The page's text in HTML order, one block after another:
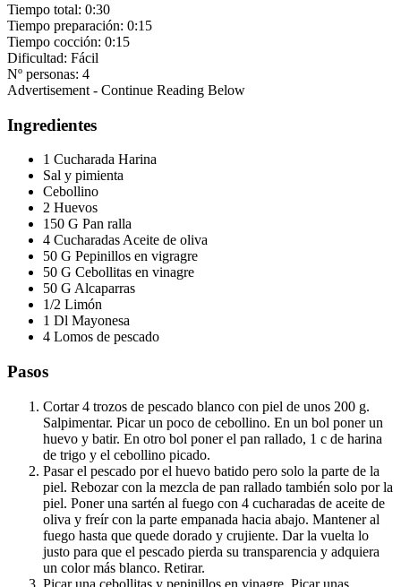
Tiempo total: 0:30
Tiempo preparación: 0:15
Tiempo cocción: 0:15
Dificultad: Fácil
Nº personas: 4
Advertisement - Continue Reading Below
Ingredientes
1 Cucharada Harina
Sal y pimienta
Cebollino
2 Huevos
150 G Pan ralla
4 Cucharadas Aceite de oliva
50 G Pepinillos en vigragre
50 G Cebollitas en vinagre
50 G Alcaparras
1/2 Limón
1 Dl Mayonesa
4 Lomos de pescado
Pasos
Cortar 4 trozos de pescado blanco con piel de unos 200 g.
Salpimentar. Picar un poco de cebollino. En un bol poner un
huevo y batir. En otro bol poner el pan rallado, 1 c de harina
de trigo y el cebollino picado.
Pasar el pescado por el huevo batido pero solo la parte de la
piel. Rebozar con la mezcla de pan rallado también solo por la
piel. Poner una sartén al fuego con 4 cucharadas de aceite de
oliva y freír con la parte empanada hacia abajo. Mantener al
fuego hasta que quede dorado y crujiente. Dar la vuelta lo
justo para que el pescado pierda su transparencia y adquiera
un color más blanco. Retirar.
Picar una cebollitas y pepinillos en vinagre. Picar unas